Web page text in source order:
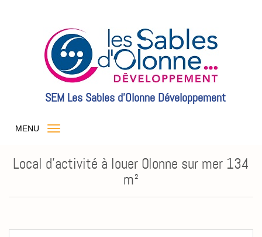
SEM Les Sables d'Olonne Développement
MENU
Local d'activité à louer Olonne sur mer 134
m²